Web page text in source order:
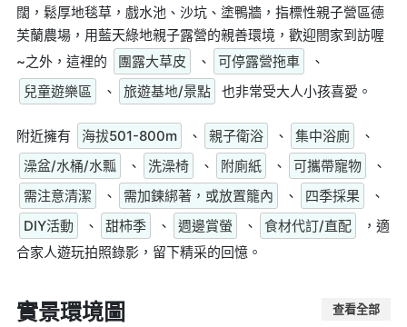
闊，鬆厚地毯草，戲水池、沙坑、塗鴨牆，指標性親子營區德
芙蘭農場，用藍天綠地親子露營的親善環境，歡迎閤家到訪喔
~之外，這裡的
團露大草皮 、 可停露營拖車
、
兒童遊樂區
、 旅遊基地/景點 也非常受大人小孩喜愛。
附近擁有 海拔501-800m 、 親子衛浴 、 集中浴廁
、
澡盆/水桶/水瓢
、 洗澡椅 、 附廁紙 、 可攜帶寵物
、
需注意清潔
、 需加鍊綁著，或放置籠內 、 四季採果
、
DIY活動
、 甜柿季 、 週邊賞螢 、 食材代訂/直配
，適
合家人遊玩拍照錄影，留下精采的回憶。
實景環境圖 查看全部